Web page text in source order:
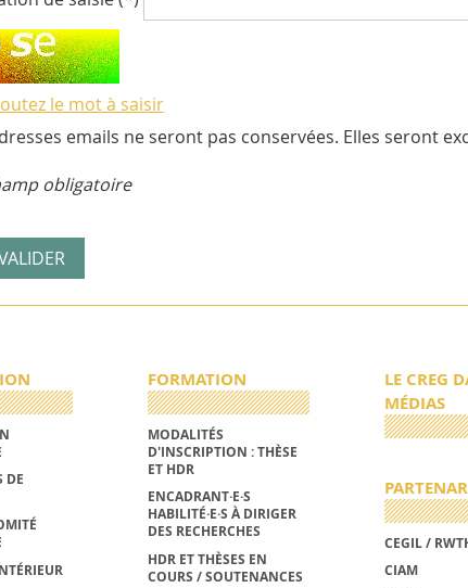
le mot à saisir
emails ne seront pas conservées. Elles seront
obligatoire
DE
FORMATION
MODALITÉS
D'INSCRIPTION : THÈSE
ET HDR
ENCADRANT·E·S
HABILITÉ·E·S À DIRIGER
DES RECHERCHES
HDR ET THÈSES EN
COURS / SOUTENANCES
LE CREG
MÉDIAS
CEGIL /
CIAM